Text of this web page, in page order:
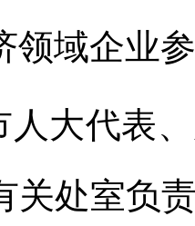
领域企业
人大代表
关处室负